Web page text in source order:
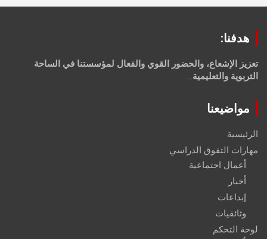
هدفنا:
تعزيز الإشعاع، والحضور القوي والفعال لمؤسستنا في الساحة
التربوية والتعليمية...
مواضيعنا
الرئيسية
مهارات التفوق الدراسي
أعمال اجتماعية
أخبار
إبداعات
وثائقيات
لوحة التحكم